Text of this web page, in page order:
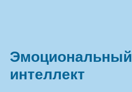
Эмоциональный
интеллект